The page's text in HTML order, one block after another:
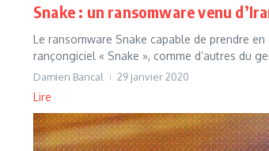
Snake : un ransomware venu
Le ransomware Snake capable de prendre
rançongiciel « Snake », comme d’autres du
Damien Bancal 29 janvier 2020
Lire